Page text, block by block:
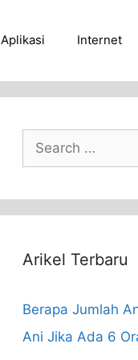
Aplikasi Internet
Search
for:
Arikel Terbaru
Berapa Jumlah
Ani Jika Ada 6